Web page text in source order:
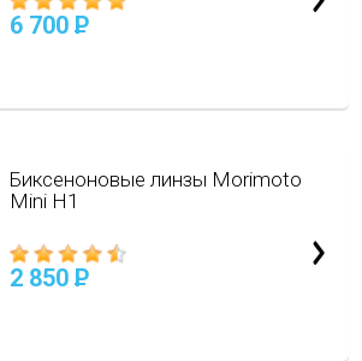
6 700 P
Биксеноновые линзы Morimoto
Mini H1
2 850 P